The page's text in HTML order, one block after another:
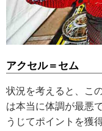
アクセル＝セム
状況を考えると、こ
は本当に体調が最悪
うじてポイントを獲